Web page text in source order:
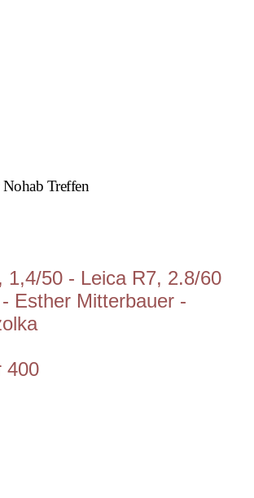
Treffen
1,4/50 - Leica R7, 2.8/60
Esther Mitterbauer -
400